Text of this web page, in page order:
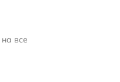
все